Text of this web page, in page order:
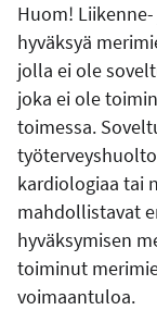
Huom!
hyväksyä
jolla ei ole
joka ei ole
toimessa.
kardiologiaa tai
mahdollistavat
hyväksymisen
toiminut
voimaantuloa.